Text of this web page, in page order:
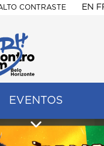
CONTRASTE EN
EVENTOS